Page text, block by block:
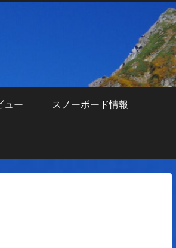
ュー スノーボード情報